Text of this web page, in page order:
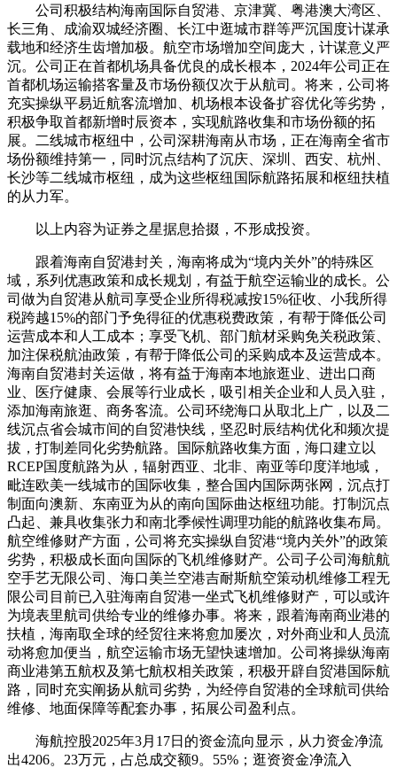
公司积极结构海南国际自贸港、京津冀、粤港澳大湾区、
长三角、成渝双城经济圈、长江中逛城市群等严沉国度计谋承
载地和经济生齿增加极。航空市场增加空间庞大，计谋意义严
沉。公司正在首都机场具备优良的成长根本，2024年公司正在
首都机场运输搭客量及市场份额仅次于从航司。将来，公司将
充实操纵平易近航客流增加、机场根本设备扩容优化等劣势，
积极争取首都新增时辰资本，实现航路收集和市场份额的拓
展。二线城市枢纽中，公司深耕海南从市场，正在海南全省市
场份额维持第一，同时沉点结构了沉庆、深圳、西安、杭州、
长沙等二线城市枢纽，成为这些枢纽国际航路拓展和枢纽扶植
的从力军。
以上内容为证券之星据息拾掇，不形成投资。
跟着海南自贸港封关，海南将成为“境内关外”的特殊区
域，系列优惠政策和成长规划，有益于航空运输业的成长。公
司做为自贸港从航司享受企业所得税减按15%征收、小我所得
税跨越15%的部门予免得征的优惠税费政策，有帮于降低公司
运营成本和人工成本；享受飞机、部门航材采购免关税政策、
加注保税航油政策，有帮于降低公司的采购成本及运营成本。
海南自贸港封关运做，将有益于海南本地旅逛业、进出口商
业、医疗健康、会展等行业成长，吸引相关企业和人员入驻，
添加海南旅逛、商务客流。公司环绕海口从取北上广，以及二
线沉点省会城市间的自贸港快线，坚忍时辰结构优化和频次提
拔，打制差同化劣势航路。国际航路收集方面，海口建立以
RCEP国度航路为从，辐射西亚、北非、南亚等印度洋地域，
毗连欧美一线城市的国际收集，整合国内国际两张网，沉点打
制面向澳新、东南亚为从的南向国际曲达枢纽功能。打制沉点
凸起、兼具收集张力和南北季候性调理功能的航路收集布局。
航空维修财产方面，公司将充实操纵自贸港“境内关外”的政策
劣势，积极成长面向国际的飞机维修财产。公司子公司海航航
空手艺无限公司、海口美兰空港吉耐斯航空策动机维修工程无
限公司目前已入驻海南自贸港一坐式飞机维修财产，可以或许
为境表里航司供给专业的维修办事。将来，跟着海南商业港的
扶植，海南取全球的经贸往来将愈加屡次，对外商业和人员流
动将愈加便当，航空运输市场无望快速增加。公司将操纵海南
商业港第五航权及第七航权相关政策，积极开辟自贸港国际航
路，同时充实阐扬从航司劣势，为经停自贸港的全球航司供给
维修、地面保障等配套办事，拓展公司盈利点。
海航控股2025年3月17日的资金流向显示，从力资金净流
出4206。23万元，占总成交额9。55%；逛资资金净流入